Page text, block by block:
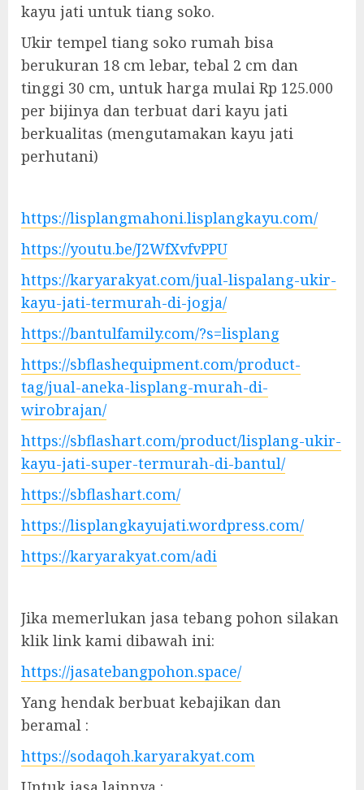
kayu jati untuk tiang soko.
Ukir tempel tiang soko rumah bisa
berukuran 18 cm lebar, tebal 2 cm dan
tinggi 30 cm, untuk harga mulai Rp 125.000
per bijinya dan terbuat dari kayu jati
berkualitas (mengutamakan kayu jati
perhutani)
https://lisplangmahoni.lisplangkayu.com/
https://youtu.be/J2WfXvfvPPU
https://karyarakyat.com/jual-lispalang-ukir-
kayu-jati-termurah-di-jogja/
https://bantulfamily.com/?s=lisplang
https://sbflashequipment.com/product-
tag/jual-aneka-lisplang-murah-di-
wirobrajan/
https://sbflashart.com/product/lisplang-ukir-
kayu-jati-super-termurah-di-bantul/
https://sbflashart.com/
https://lisplangkayujati.wordpress.com/
https://karyarakyat.com/adi
Jika memerlukan jasa tebang pohon silakan
klik link kami dibawah ini:
https://jasatebangpohon.space/
Yang hendak berbuat kebajikan dan
beramal :
https://sodaqoh.karyarakyat.com